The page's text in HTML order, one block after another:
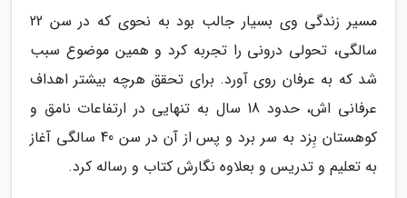
مسیر زندگی وی بسیار جالب بود به نحوی که در سن 22
سالگی، تحولی درونی را تجربه کرد و همین موضوع سبب
شد که به عرفان روی آورد. برای تحقق هرچه بیشتر اهداف
عرفانی اش، حدود 18 سال به تنهایی در ارتفاعات نامق و
کوهستان بِزد به سر برد و پس از آن در سن 40 سالگی آغاز
به تعلیم و تدریس و بعلاوه نگارش کتاب و رساله کرد.